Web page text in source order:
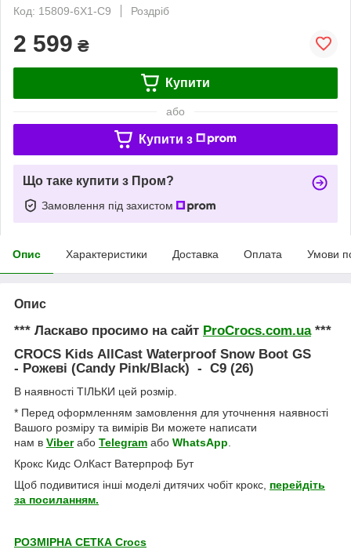
Код: 15809-6X1-C9
Роздріб
2 599 ₴
Купити
або
Купити з
Що таке купити з Пром?
Замовлення під захистом
Опис Характеристики Доставка Оплата Умови
Опис
*** Ласкаво просимо на сайт ProCrocs.com.ua***
CROCS Kids AllCast Waterproof Snow Boot GS
- Рожеві (Candy Pink/Black) - C9 (26)
В наявності ТІЛЬКИ цей розмір.
* Перед оформленням замовлення для уточнення наявності
Вашого розміру та вимірів Ви можете написати
нам в Viberабо Telegram або WhatsApp.
Крокс Кидс ОлКаст Ватерпроф Бут
Щоб подивитися інші моделі дитячих чобіт крокс, перейдіть
за посиланням.
РОЗМІРНА СЕТКА Crocs